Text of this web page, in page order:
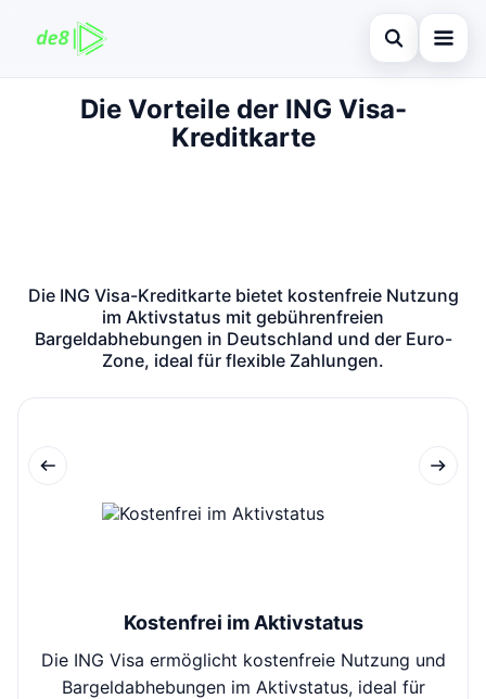
Suche öffnen
Startseite
immobilienmarktes
debitkarte
Die Vorteile der ING Visa-
Kreditkarte
Die ING Visa-Kreditkarte bietet kostenfreie Nutzung
im Aktivstatus mit gebührenfreien
Bargeldabhebungen in Deutschland und der Euro-
Zone, ideal für flexible Zahlungen.
Kostenfrei im Aktivstatus
Die ING Visa ermöglicht kostenfreie Nutzung und
Bargeldabhebungen im Aktivstatus, ideal für